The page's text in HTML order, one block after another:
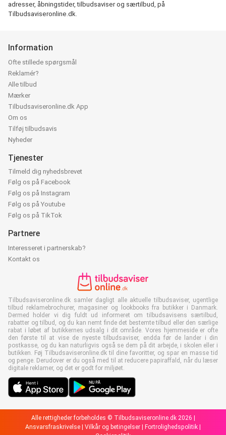
adresser, åbningstider, tilbudsaviser og særtilbud, på
Tilbudsaviseronline.dk.
Information
Ofte stillede spørgsmål
Reklamér?
Alle tilbud
Mærker
Tilbudsaviseronline.dk App
Om os
Tilføj tilbudsavis
Nyheder
Tjenester
Tilmeld dig nyhedsbrevet
Følg os på Facebook
Følg os på Instagram
Følg os på Youtube
Følg os på TikTok
Partnere
Interesseret i partnerskab?
Kontakt os
Tilbudsaviseronline.dk samler dagligt alle aktuelle tilbudsaviser, ugentlige
tilbud reklamebrochurer, magasiner og lookbooks fra butikker i Danmark.
Dermed holder vi dig fuldt ud informeret om tilbudsavisens særtilbud,
rabatter og tilbud, og du kan nemt finde det bestemte tilbud eller den særlige
rabat i løbet af butikkernes udsalg i dit område. Vores hjemmeside er ofte
den første til at vise de nyeste tilbudsaviser, endda før de lander i din
postkasse, og du kan naturligvis også se dem på dit arbejde, i skolen eller i
butikken. Føj Tilbudsaviseronline.dk til dine favoritter, og spar en masse tid
og penge. Derudover er du også med til at reducere papiraffald, når du læser
digitale reklamer, og det er godt for miljøet.
Alle rettigheder forbeholdes © Tilbudsaviseronline.dk 2026 |
Ansvarsfraskrivelse
Vilkår og betingelser Fortrolighedspolitik